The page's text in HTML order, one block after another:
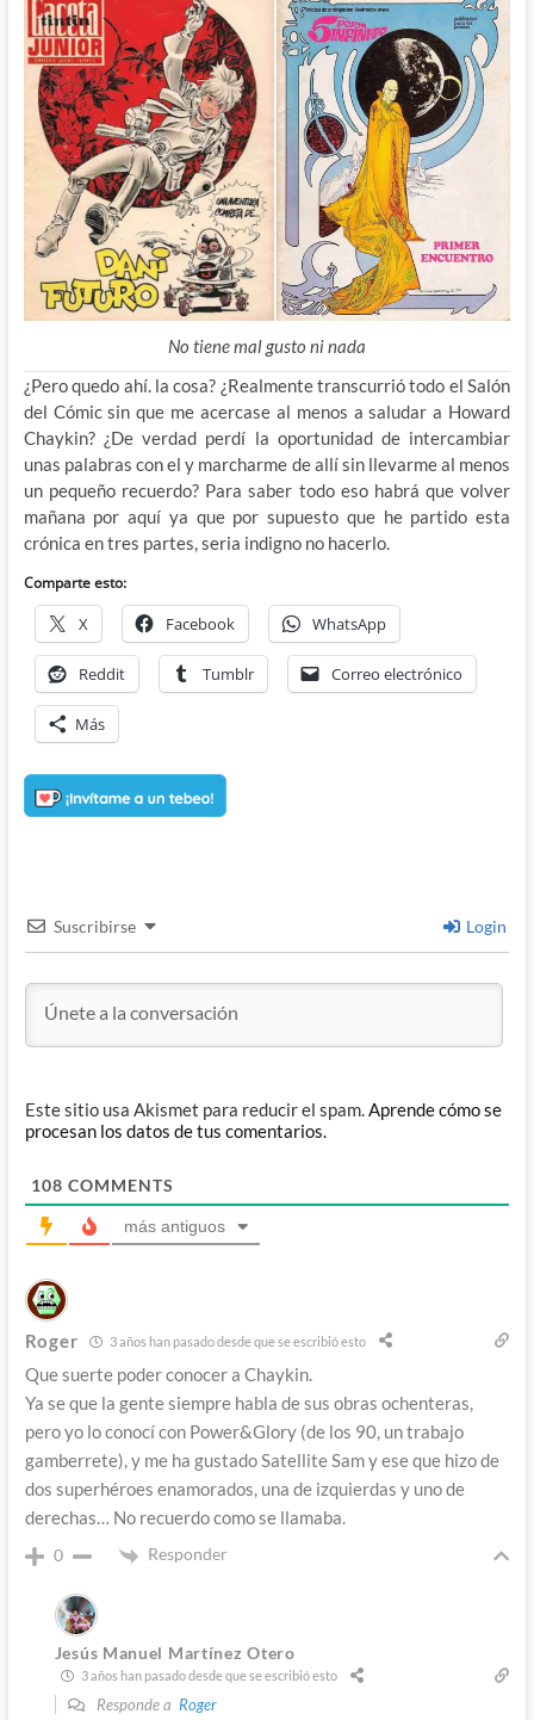
No tiene mal gusto ni nada
¿Pero quedo ahí. la cosa? ¿Realmente transcurrió todo el Salón
del Cómic sin que me acercase al menos a saludar a Howard
Chaykin? ¿De verdad perdí la oportunidad de intercambiar
unas palabras con el y marcharme de allí sin llevarme al menos
un pequeño recuerdo? Para saber todo eso habrá que volver
mañana por aquí ya que por supuesto que he partido esta
crónica en tres partes, seria indigno no hacerlo.
Comparte esto:
X Facebook WhatsApp
Reddit Tumblr Correo electrónico
Más
Suscribirse Login
Este sitio usa Akismet para reducir el spam.Aprende cómo se
procesan los datos de tus comentarios.
108 COMMENTS
más antiguos
Roger 3 años han pasado desde que se escribió esto
Que suerte poder conocer a Chaykin.
Ya se que la gente siempre habla de sus obras ochenteras,
pero yo lo conocí con Power&Glory (de los 90, un trabajo
gamberrete), y me ha gustado Satellite Sam y ese que hizo de
dos superhéroes enamorados, una de izquierdas y uno de
derechas… No recuerdo como se llamaba.
0 Responder
Jesús Manuel Martínez Otero
3 años han pasado desde que se escribió esto
Responde a Roger